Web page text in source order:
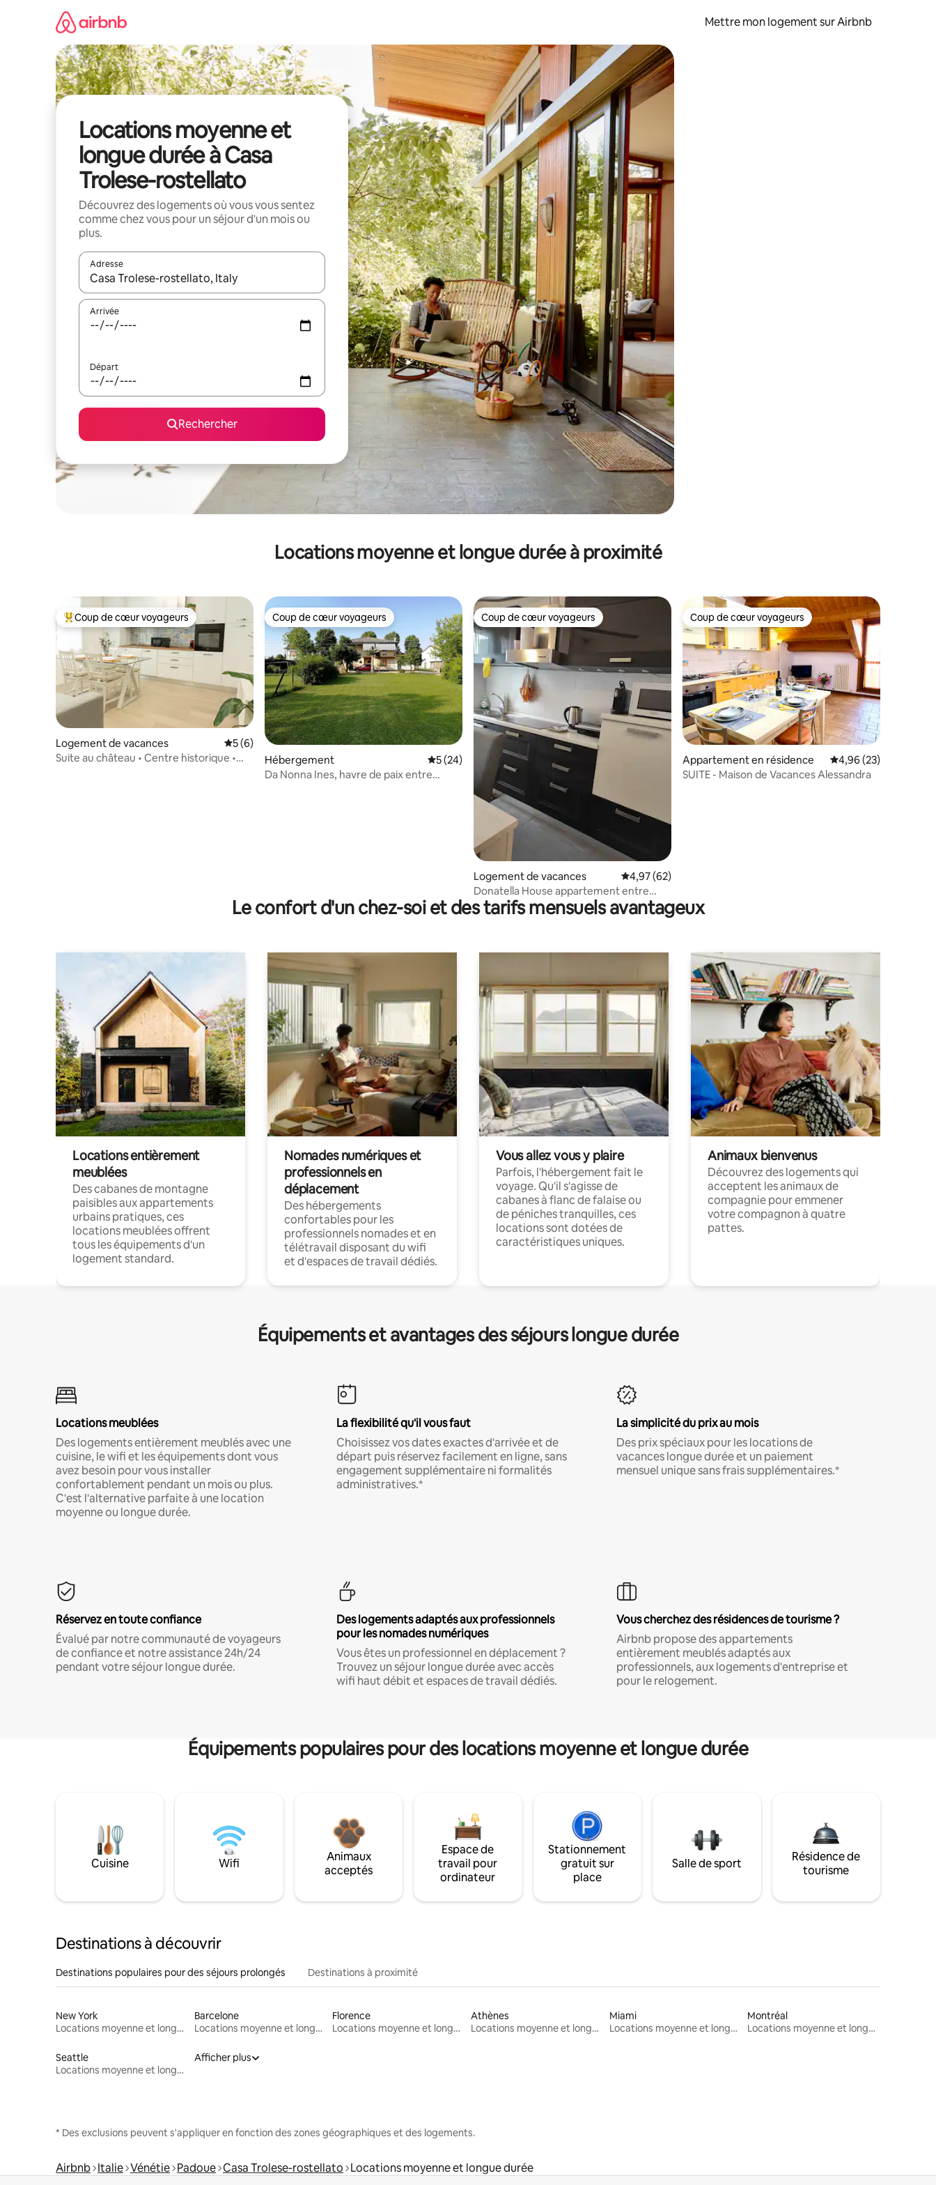
Mettre mon logement sur Airbnb
Locations moyenne et
longue durée à Casa
Trolese-rostellato
Découvrez des logements où vous vous sentez
comme chez vous pour un séjour d'un mois ou
plus.
Adresse
Lorsque les résultats s'affichent, utilisez les flèches vers le haut et vers le bas pour les parcourir ou en appuyant et en faisant glisser.
Arrivée
Départ
Rechercher
Locations moyenne et longue durée à proximité
Coups de cœur voyageurs les plus appréciés
Coup de cœur voyageurs
Logement de vacances Évaluation moyenne sur la base de 6 commentaires : 5 sur 5
5 (6)
Suite au château • Centre historique •
Coup de cœur voyageurs
Coup de cœur voyageurs
Hébergement Évaluation moyenne sur la base de 24 commentaires : 5 sur 5
5 (24)
Da Nonna Ines, havre de paix entre
Coup de cœur voyageurs
Coup de cœur voyageurs
Logement de vacances Évaluation moyenne sur la base de 62 commentaires : 4,97 sur 5
4,97 (62)
Donatella House appartement entre
Padoue et Venise
Coup de cœur voyageurs
Coup de cœur voyageurs
Appartement en résidence Évaluation moyenne
4,96 (23)
SUITE - Maison de Vacances Alessandra
Le confort d'un chez-soi et des tarifs mensuels avantageux
Locations entièrement
meublées
Des cabanes de montagne
paisibles aux appartements
urbains pratiques, ces
locations meublées offrent
tous les équipements d'un
logement standard.
Nomades numériques et
professionnels en
déplacement
Des hébergements
confortables pour les
professionnels nomades et en
télétravail disposant du wifi
et d'espaces de travail dédiés.
Vous allez vous y plaire
Parfois, l'hébergement fait le
voyage. Qu'il s'agisse de
cabanes à flanc de falaise ou
de péniches tranquilles, ces
locations sont dotées de
caractéristiques uniques.
Animaux bienvenus
Découvrez des logements qui
acceptent les animaux de
compagnie pour emmener
votre compagnon à quatre
pattes.
Équipements et avantages des séjours longue durée
Locations meublées
Des logements entièrement meublés avec une
cuisine, le wifi et les équipements dont vous
avez besoin pour vous installer
confortablement pendant un mois ou plus.
C'est l'alternative parfaite à une location
moyenne ou longue durée.
La flexibilité qu'il vous faut
Choisissez vos dates exactes d'arrivée et de
départ puis réservez facilement en ligne, sans
engagement supplémentaire ni formalités
administratives.*
La simplicité du prix au mois
Des prix spéciaux pour les locations de
vacances longue durée et un paiement
mensuel unique sans frais supplémentaires.*
Réservez en toute confiance
Évalué par notre communauté de voyageurs
de confiance et notre assistance 24h/24
pendant votre séjour longue durée.
Des logements adaptés aux professionnels
pour les nomades numériques
Vous êtes un professionnel en déplacement ?
Trouvez un séjour longue durée avec accès
wifi haut débit et espaces de travail dédiés.
Vous cherchez des résidences de tourisme ?
Airbnb propose des appartements
entièrement meublés adaptés aux
professionnels, aux logements d'entreprise et
pour le relogement.
Équipements populaires pour des locations moyenne et longue durée
Cuisine Wifi
Animaux
acceptés
Espace de
travail pour
ordinateur
Stationnement
gratuit sur
place
Salle de sport
Résidence de
tourisme
Destinations à découvrir
Destinations populaires pour des séjours prolongés Destinations à proximité
New York
Locations moyenne et longue durée
Barcelone
Locations moyenne et longue durée
Florence
Locations moyenne et longue durée
Athènes
Locations moyenne et longue durée
Miami
Locations moyenne et longue durée
Montréal
Locations moyenne et longue durée
Seattle
Locations moyenne et longue durée
Afficher plus
* Des exclusions peuvent s'appliquer en fonction des zones géographiques et des logements.
Airbnb Italie Vénétie Padoue Casa Trolese-rostellato Locations moyenne et longue durée